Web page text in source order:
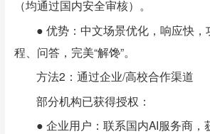
（均通过国内安全审核）。
● 优势：中文场景优化，响应快
程、问答，完美“解馋”。
方法2：通过企业/高校合作渠道
部分机构已获得授权：
● 企业用户：联系国内AI服务商，